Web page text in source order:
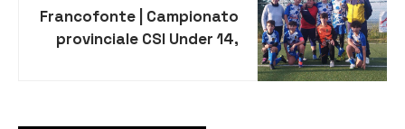
Francofonte | Campionato
provinciale CSI Under 14,